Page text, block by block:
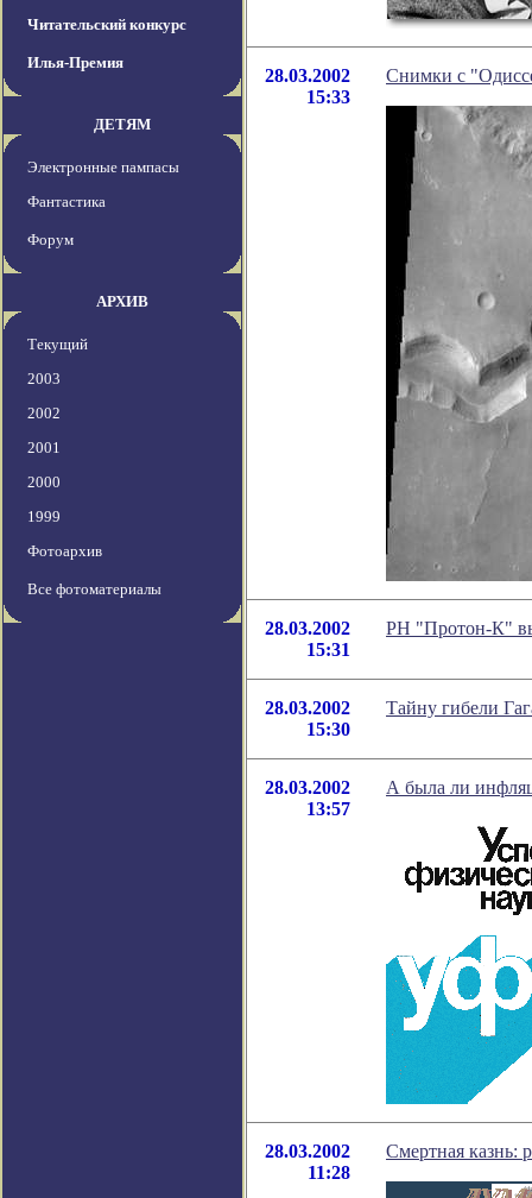
Читательский конкурс
Илья-Премия
ДЕТЯМ
Электронные пампасы
Фантастика
Форум
АРХИВ
Текущий
2003
2002
2001
2000
1999
Фотоархив
Все фотоматериалы
28.03.2002
15:33
Снимки с
28.03.2002
15:31
РН "Протон-К"
28.03.2002
15:30
Тайну гибели
28.03.2002
13:57
А была ли
28.03.2002
11:28
Смертная казнь: